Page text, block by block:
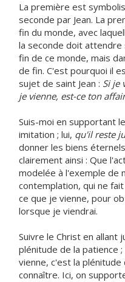
La première est
seconde par Jean. La
fin du monde, avec
la seconde doit attendre
fin de ce monde, mais
de fin. C'est pourquoi il
sujet de saint Jean : Si je
je vienne, est-ce ton
Suis-moi en supportant
imitation ; lui, qu'il reste
donner les biens
clairement ainsi : Que
modelée à l'exemple de
contemplation, qui ne
ce que je vienne, pour
lorsque je viendrai.
Suivre le Christ en allant
plénitude de la patience
vienne, c'est la
connaître. Ici, on